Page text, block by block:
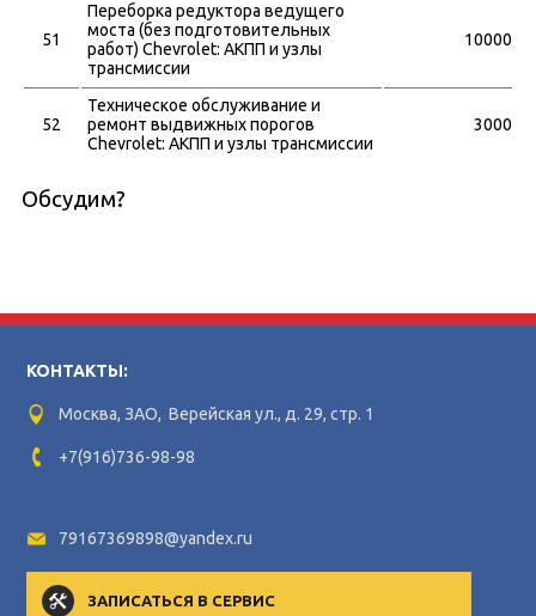
51
Переборка редуктора ведущего
моста (без подготовительных
работ) Chevrolet: АКПП и узлы
трансмиссии
10000
52
Техническое обслуживание и
ремонт выдвижных порогов
Chevrolet: АКПП и узлы трансмиссии
3000
Обсудим?
КОНТАКТЫ:
Москва, ЗАО, Верейская ул., д. 29, стр. 1
+7(916)736-98-98
79167369898@yandex.ru
ЗАПИСАТЬСЯ В СЕРВИС